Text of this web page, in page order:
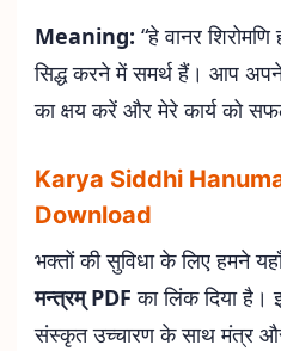
Meaning: “हे वानर
सिद्ध करने में समर्थ हैं। आप
का क्षय करें और मेरे कार्य को
Karya Siddhi
Download
भक्तों की सुविधा के लिए हमने
मन्त्रम् PDF का लिंक दिया है।
संस्कृत उच्चारण के साथ मंत्र